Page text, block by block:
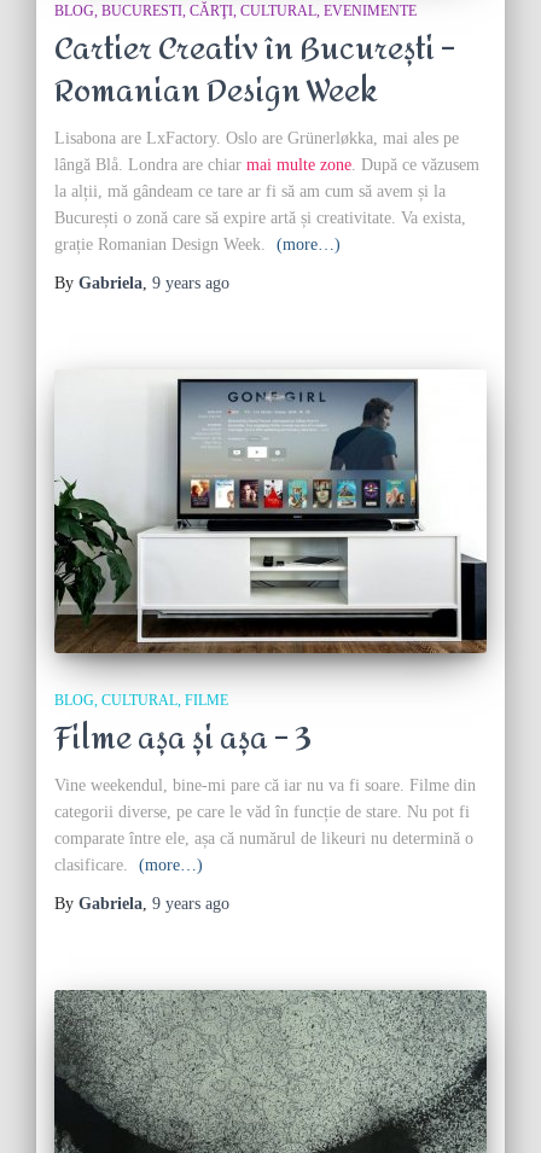
BLOG BUCURESTI CĂRŢI CULTURAL EVENIMENTE
Cartier Creativ în București –
Romanian Design Week
Lisabona are LxFactory. Oslo are Grünerløkka, mai ales pe
lângă Blå. Londra are chiar mai multe zone. După ce văzusem
la alții, mă gândeam ce tare ar fi să am cum să avem și la
București o zonă care să expire artă și creativitate. Va exista,
grație Romanian Design Week.
(more…)
By Gabriela, 9 years ago
BLOG CULTURAL FILME
Filme așa și așa – 3
Vine weekendul, bine-mi pare că iar nu va fi soare. Filme din
categorii diverse, pe care le văd în funcție de stare. Nu pot fi
comparate între ele, așa că numărul de likeuri nu determină o
clasificare.
(more…)
By Gabriela, 9 years ago